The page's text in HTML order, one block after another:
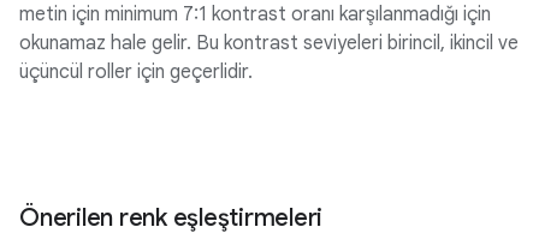
metin için minimum 7:1 kontrast oranı karşılanmadığı için
okunamaz hale gelir. Bu kontrast seviyeleri birincil, ikincil ve
üçüncül roller için geçerlidir.
Önerilen renk eşleştirmeleri